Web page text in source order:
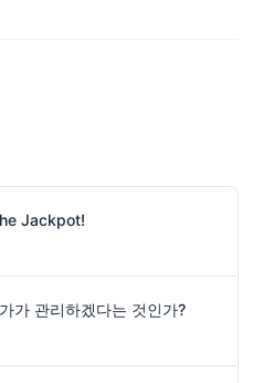
Jackpot!
가 관리하겠다는 것인가?